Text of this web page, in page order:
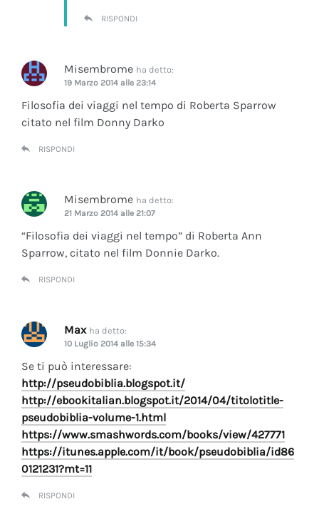
RISPONDI
Misembrome ha detto:
19 Marzo 2014 alle 23:14
Filosofia dei viaggi nel tempo di Roberta Sparrow
citato nel film Donny Darko
RISPONDI
Misembrome ha detto:
21 Marzo 2014 alle 21:07
“Filosofia dei viaggi nel tempo” di Roberta Ann
Sparrow, citato nel film Donnie Darko.
RISPONDI
Max ha detto:
10 Luglio 2014 alle 15:34
Se ti può interessare:
http://pseudobiblia.blogspot.it/
http://ebookitalian.blogspot.it/2014/04/titolotitle-
pseudobiblia-volume-1.html
https://www.smashwords.com/books/view/427771
https://itunes.apple.com/it/book/pseudobiblia/id86
0121231?mt=11
RISPONDI